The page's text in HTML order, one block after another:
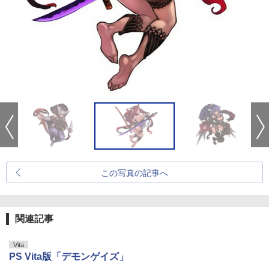
この写真の記事へ
関連記事
Vita
PS Vita版「デモンゲイズ」